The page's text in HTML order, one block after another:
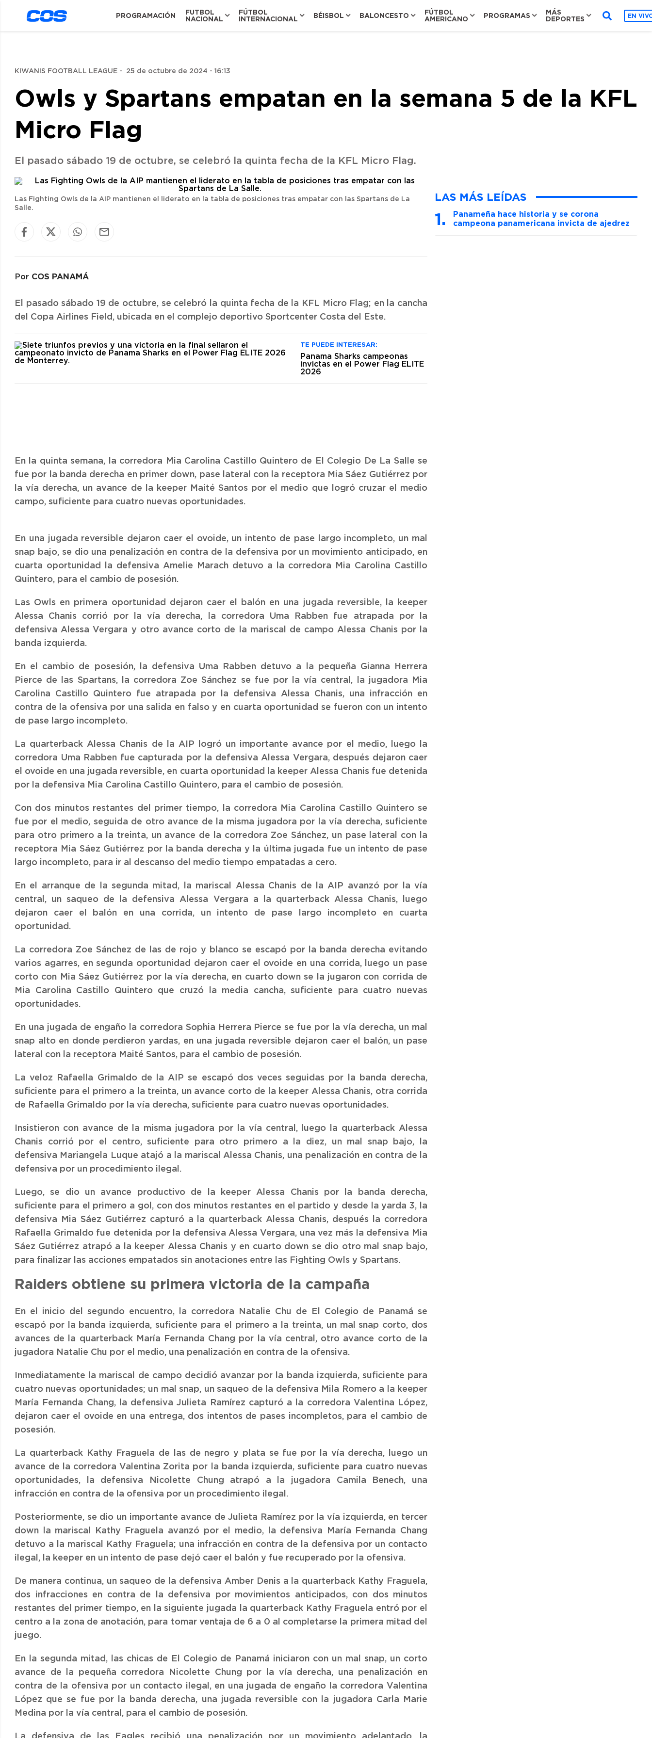
PROGRAMACIÓN
FUTBOL
NACIONAL
FÚTBOL
INTERNACIONAL
BÉISBOL BALONCESTO
FÚTBOL
AMERICANO
PROGRAMAS
MÁS
DEPORTES
EN
KIWANIS FOOTBALL LEAGUE - 25 de octubre de 2024 - 16:13
Owls y Spartans empatan en la semana 5 de la KFL
Micro Flag
El pasado sábado 19 de octubre, se celebró la quinta fecha de la KFL Micro Flag.
Las Fighting Owls de la AIP mantienen el liderato en la tabla de posiciones tras empatar con las Spartans de La
Salle.
Por COS PANAMÁ
El pasado sábado 19 de octubre, se celebró la quinta fecha de la KFL Micro Flag; en la cancha
del Copa Airlines Field, ubicada en el complejo deportivo Sportcenter Costa del Este.
TE PUEDE INTERESAR:
Panama Sharks campeonas
invictas en el Power Flag ELITE
2026
En la quinta semana, la corredora Mia Carolina Castillo Quintero de El Colegio De La Salle se
fue por la banda derecha en primer down, pase lateral con la receptora Mia Sáez Gutiérrez por
la vía derecha, un avance de la keeper Maité Santos por el medio que logró cruzar el medio
campo, suficiente para cuatro nuevas oportunidades.
En una jugada reversible dejaron caer el ovoide, un intento de pase largo incompleto, un mal
snap bajo, se dio una penalización en contra de la defensiva por un movimiento anticipado, en
cuarta oportunidad la defensiva Amelie Marach detuvo a la corredora Mia Carolina Castillo
Quintero, para el cambio de posesión.
Las Owls en primera oportunidad dejaron caer el balón en una jugada reversible, la keeper
Alessa Chanis corrió por la vía derecha, la corredora Uma Rabben fue atrapada por la
defensiva Alessa Vergara y otro avance corto de la mariscal de campo Alessa Chanis por la
banda izquierda.
En el cambio de posesión, la defensiva Uma Rabben detuvo a la pequeña Gianna Herrera
Pierce de las Spartans, la corredora Zoe Sánchez se fue por la vía central, la jugadora Mia
Carolina Castillo Quintero fue atrapada por la defensiva Alessa Chanis, una infracción en
contra de la ofensiva por una salida en falso y en cuarta oportunidad se fueron con un intento
de pase largo incompleto.
La quarterback Alessa Chanis de la AIP logró un importante avance por el medio, luego la
corredora Uma Rabben fue capturada por la defensiva Alessa Vergara, después dejaron caer
el ovoide en una jugada reversible, en cuarta oportunidad la keeper Alessa Chanis fue detenida
por la defensiva Mia Carolina Castillo Quintero, para el cambio de posesión.
Con dos minutos restantes del primer tiempo, la corredora Mia Carolina Castillo Quintero se
fue por el medio, seguida de otro avance de la misma jugadora por la vía derecha, suficiente
para otro primero a la treinta, un avance de la corredora Zoe Sánchez, un pase lateral con la
receptora Mia Sáez Gutiérrez por la banda derecha y la última jugada fue un intento de pase
largo incompleto, para ir al descanso del medio tiempo empatadas a cero.
En el arranque de la segunda mitad, la mariscal Alessa Chanis de la AIP avanzó por la vía
central, un saqueo de la defensiva Alessa Vergara a la quarterback Alessa Chanis, luego
dejaron caer el balón en una corrida, un intento de pase largo incompleto en cuarta
oportunidad.
La corredora Zoe Sánchez de las de rojo y blanco se escapó por la banda derecha evitando
varios agarres, en segunda oportunidad dejaron caer el ovoide en una corrida, luego un pase
corto con Mia Sáez Gutiérrez por la vía derecha, en cuarto down se la jugaron con corrida de
Mia Carolina Castillo Quintero que cruzó la media cancha, suficiente para cuatro nuevas
oportunidades.
En una jugada de engaño la corredora Sophia Herrera Pierce se fue por la vía derecha, un mal
snap alto en donde perdieron yardas, en una jugada reversible dejaron caer el balón, un pase
lateral con la receptora Maité Santos, para el cambio de posesión.
La veloz Rafaella Grimaldo de la AIP se escapó dos veces seguidas por la banda derecha,
suficiente para el primero a la treinta, un avance corto de la keeper Alessa Chanis, otra corrida
de Rafaella Grimaldo por la vía derecha, suficiente para cuatro nuevas oportunidades.
Insistieron con avance de la misma jugadora por la vía central, luego la quarterback Alessa
Chanis corrió por el centro, suficiente para otro primero a la diez, un mal snap bajo, la
defensiva Mariangela Luque atajó a la mariscal Alessa Chanis, una penalización en contra de la
defensiva por un procedimiento ilegal.
Luego, se dio un avance productivo de la keeper Alessa Chanis por la banda derecha,
suficiente para el primero a gol, con dos minutos restantes en el partido y desde la yarda 3, la
defensiva Mia Sáez Gutiérrez capturó a la quarterback Alessa Chanis, después la corredora
Rafaella Grimaldo fue detenida por la defensiva Alessa Vergara, una vez más la defensiva Mia
Sáez Gutiérrez atrapó a la keeper Alessa Chanis y en cuarto down se dio otro mal snap bajo,
para finalizar las acciones empatados sin anotaciones entre las Fighting Owls y Spartans.
Raiders obtiene su primera victoria de la campaña
En el inicio del segundo encuentro, la corredora Natalie Chu de El Colegio de Panamá se
escapó por la banda izquierda, suficiente para el primero a la treinta, un mal snap corto, dos
avances de la quarterback María Fernanda Chang por la vía central, otro avance corto de la
jugadora Natalie Chu por el medio, una penalización en contra de la ofensiva.
Inmediatamente la mariscal de campo decidió avanzar por la banda izquierda, suficiente para
cuatro nuevas oportunidades; un mal snap, un saqueo de la defensiva Mila Romero a la keeper
María Fernanda Chang, la defensiva Julieta Ramírez capturó a la corredora Valentina López,
dejaron caer el ovoide en una entrega, dos intentos de pases incompletos, para el cambio de
posesión.
La quarterback Kathy Fraguela de las de negro y plata se fue por la vía derecha, luego un
avance de la corredora Valentina Zorita por la banda izquierda, suficiente para cuatro nuevas
oportunidades, la defensiva Nicolette Chung atrapó a la jugadora Camila Benech, una
infracción en contra de la ofensiva por un procedimiento ilegal.
Posteriormente, se dio un importante avance de Julieta Ramírez por la vía izquierda, en tercer
down la mariscal Kathy Fraguela avanzó por el medio, la defensiva María Fernanda Chang
detuvo a la mariscal Kathy Fraguela; una infracción en contra de la defensiva por un contacto
ilegal, la keeper en un intento de pase dejó caer el balón y fue recuperado por la ofensiva.
De manera continua, un saqueo de la defensiva Amber Denis a la quarterback Kathy Fraguela,
dos infracciones en contra de la defensiva por movimientos anticipados, con dos minutos
restantes del primer tiempo, en la siguiente jugada la quarterback Kathy Fraguela entró por el
centro a la zona de anotación, para tomar ventaja de 6 a 0 al completarse la primera mitad del
juego.
En la segunda mitad, las chicas de El Colegio de Panamá iniciaron con un mal snap, un corto
avance de la pequeña corredora Nicolette Chung por la vía derecha, una penalización en
contra de la ofensiva por un contacto ilegal, en una jugada de engaño la corredora Valentina
López que se fue por la banda derecha, una jugada reversible con la jugadora Carla Marie
Medina por la vía central, para el cambio de posesión.
LAS MÁS LEÍDAS
Panameña hace historia y se corona
campeona panamericana invicta de ajedrez